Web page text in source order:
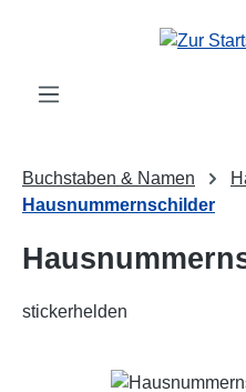
Zum Hauptinhalt springen
Buchstaben & Namen
Hausnummernschilder
stickerhelden
Bildergalerie überspringen